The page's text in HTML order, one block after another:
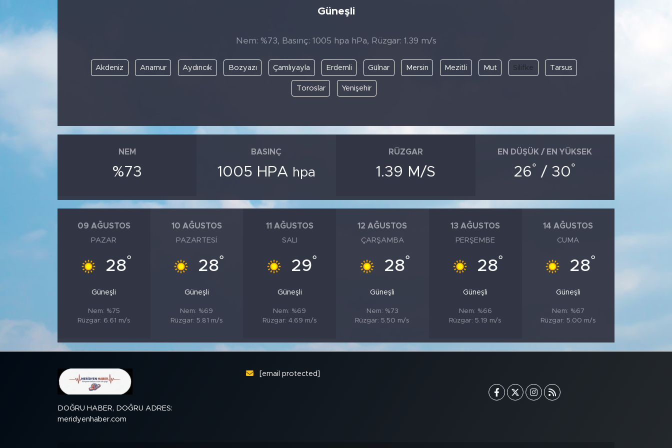
Güneşli
Nem: %73, Basınç: 1005 hpa hPa, Rüzgar: 1.39 m/s
Akdeniz Anamur Aydıncık Bozyazı Çamlıyayla Erdemli Gülnar Mersin Mezitli Mut Silifke Tarsus
Toroslar Yenişehir
NEM
%73
BASINÇ
1005 HPA hpa
RÜZGAR
1.39 M/S
EN DÜŞÜK / EN YÜKSEK
26° / 30°
09 AĞUSTOS
PAZAR
28°
Güneşli
Nem: %75
Rüzgar: 6.61 m/s
10 AĞUSTOS
PAZARTESI
28°
Güneşli
Nem: %69
Rüzgar: 5.81 m/s
11 AĞUSTOS
SALI
29°
Güneşli
Nem: %69
Rüzgar: 4.69 m/s
12 AĞUSTOS
ÇARŞAMBA
28°
Güneşli
Nem: %73
Rüzgar: 5.50 m/s
13 AĞUSTOS
PERŞEMBE
28°
Güneşli
Nem: %66
Rüzgar: 5.19 m/s
14 AĞUSTOS
CUMA
28°
Güneşli
Nem: %67
Rüzgar: 5.00 m/s
DOĞRU HABER, DOĞRU ADRES:
meridyenhaber.com
[email protected]
KÜLTÜR SANAT
TARİHTEN GÜNÜMÜZE
TARİH